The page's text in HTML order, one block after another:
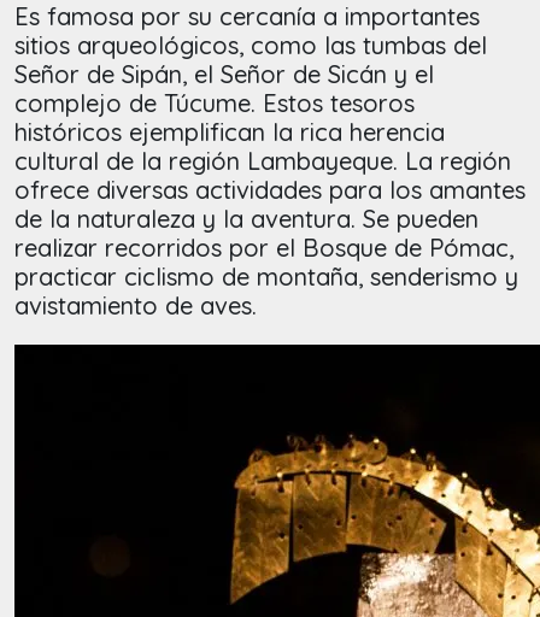
Es famosa por su cercanía a importantes
sitios arqueológicos, como las tumbas del
Señor de Sipán, el Señor de Sicán y el
complejo de Túcume. Estos tesoros
históricos ejemplifican la rica herencia
cultural de la región Lambayeque. La región
ofrece diversas actividades para los amantes
de la naturaleza y la aventura. Se pueden
realizar recorridos por el Bosque de Pómac,
practicar ciclismo de montaña, senderismo y
avistamiento de aves.